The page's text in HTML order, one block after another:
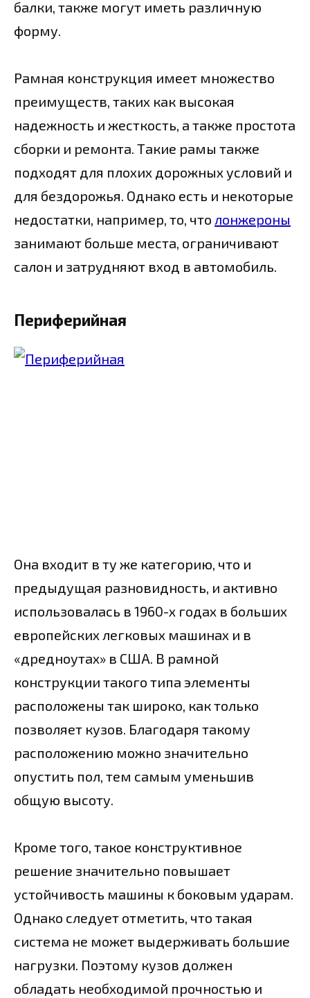
балки, также могут иметь различную
форму.
Рамная конструкция имеет множество
преимуществ, таких как высокая
надежность и жесткость, а также простота
сборки и ремонта. Такие рамы также
подходят для плохих дорожных условий и
для бездорожья. Однако есть и некоторые
недостатки, например, то, что лонжероны
занимают больше места, ограничивают
салон и затрудняют вход в автомобиль.
Периферийная
Она входит в ту же категорию, что и
предыдущая разновидность, и активно
использовалась в 1960-х годах в больших
европейских легковых машинах и в
«дредноутах» в США. В рамной
конструкции такого типа элементы
расположены так широко, как только
позволяет кузов. Благодаря такому
расположению можно значительно
опустить пол, тем самым уменьшив
общую высоту.
Кроме того, такое конструктивное
решение значительно повышает
устойчивость машины к боковым ударам.
Однако следует отметить, что такая
система не может выдерживать большие
нагрузки. Поэтому кузов должен
обладать необходимой прочностью и